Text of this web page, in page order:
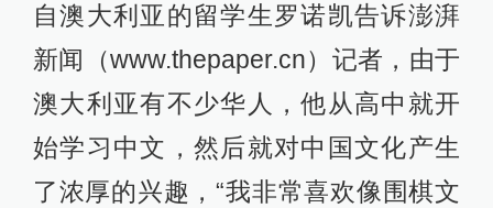
自澳大利亚的留学生罗诺凯告诉澎湃
新闻（www.thepaper.cn）记者，由于
澳大利亚有不少华人，他从高中就开
始学习中文，然后就对中国文化产生
了浓厚的兴趣，“我非常喜欢像围棋文